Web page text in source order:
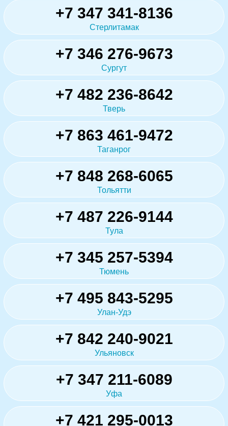
+7 347 341-8136
Стерлитамак
+7 346 276-9673
Сургут
+7 482 236-8642
Тверь
+7 863 461-9472
Таганрог
+7 848 268-6065
Тольятти
+7 487 226-9144
Тула
+7 345 257-5394
Тюмень
+7 495 843-5295
Улан-Удэ
+7 842 240-9021
Ульяновск
+7 347 211-6089
Уфа
+7 421 295-0013